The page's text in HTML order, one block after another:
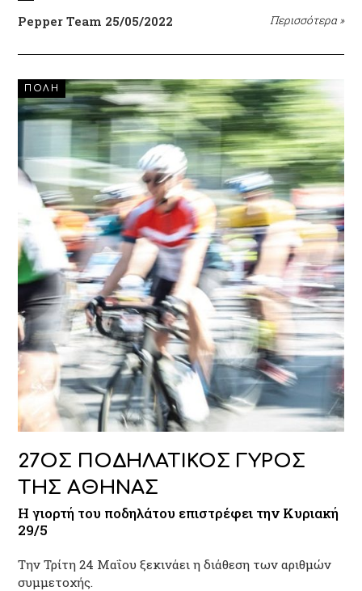
Pepper Team 25/05/2022 Περισσότερα »
ΠΟΛΗ
27ΟΣ ΠΟΔΗΛΑΤΙΚΟΣ ΓΥΡΟΣ
ΤΗΣ ΑΘΗΝΑΣ
Η γιορτή του ποδηλάτου επιστρέφει την Κυριακή
29/5
Την Τρίτη 24 Μαΐου ξεκινάει η διάθεση των αριθμών
συμμετοχής.